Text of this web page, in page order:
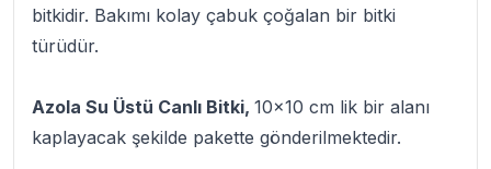
bitkidir. Bakımı kolay çabuk çoğalan bir bitki
türüdür.
Azola Su Üstü Canlı Bitki, 10x10 cm lik bir alanı
kaplayacak şekilde pakette gönderilmektedir.